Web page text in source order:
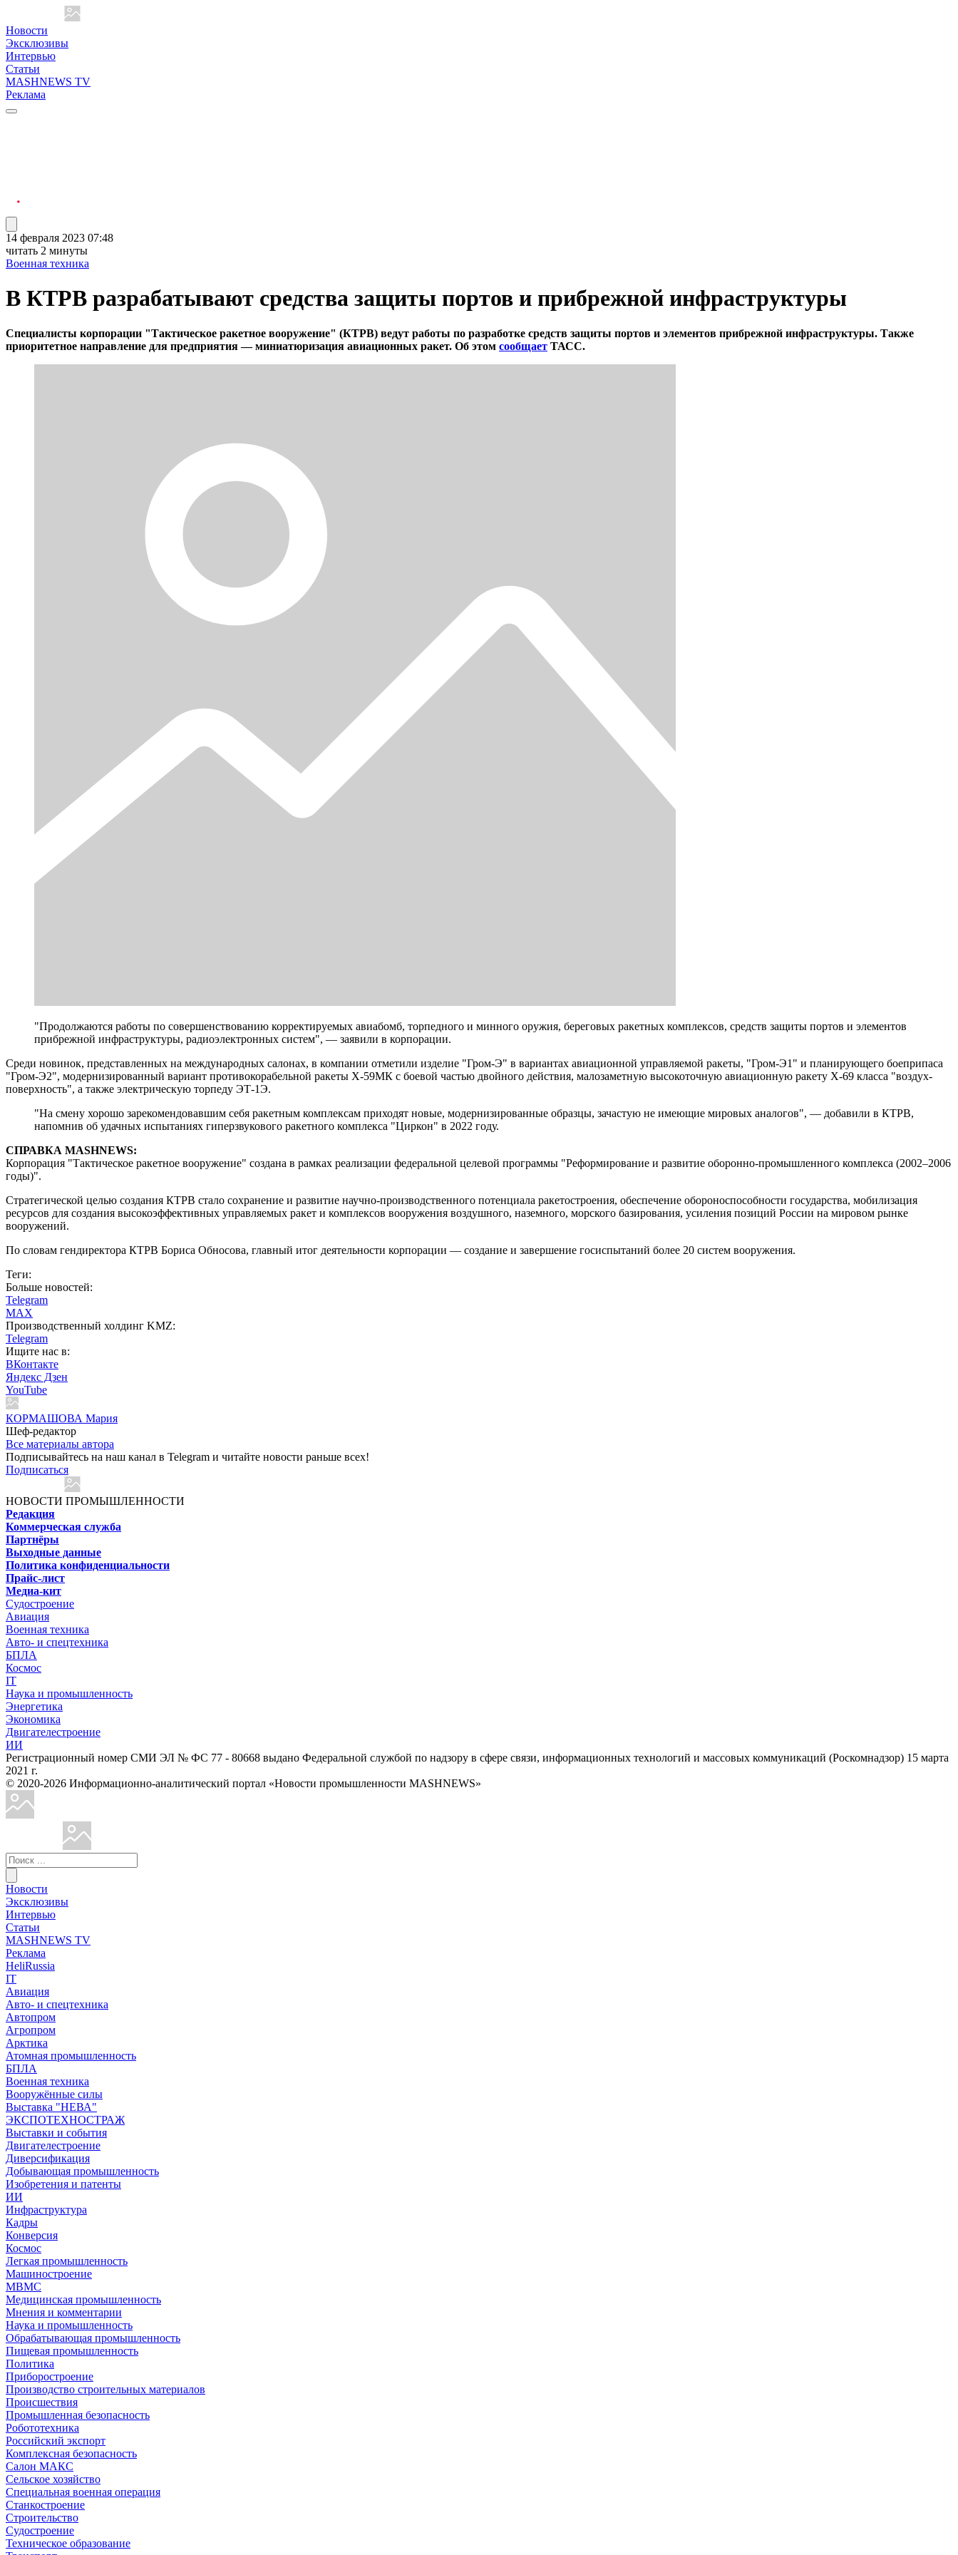
Новости
Эксклюзивы
Интервью
Статьи
MASHNEWS TV
Реклама
14 февраля 2023 07:48
читать 2 минуты
Военная техника
В КТРВ разрабатывают средства защиты портов и прибрежной инфраструктуры
Специалисты корпорации "Тактическое ракетное вооружение" (КТРВ) ведут работы по разработке средств защиты портов и элементов прибрежной инфраструктуры. Также
приоритетное направление для предприятия — миниатюризация авиационных ракет. Об этом сообщает ТАСС.
"Продолжаются работы по совершенствованию корректируемых авиабомб, торпедного и минного оружия, береговых ракетных комплексов, средств защиты портов и элементов
прибрежной инфраструктуры, радиоэлектронных систем", — заявили в корпорации.
Среди новинок, представленных на международных салонах, в компании отметили изделие "Гром-Э" в вариантах авиационной управляемой ракеты, "Гром-Э1" и планирующего боеприпаса
"Гром-Э2", модернизированный вариант противокорабельной ракеты Х-59МК с боевой частью двойного действия, малозаметную высокоточную авиационную ракету Х-69 класса "воздух-
поверхность", а также электрическую торпеду ЭТ-1Э.
"На смену хорошо зарекомендовавшим себя ракетным комплексам приходят новые, модернизированные образцы, зачастую не имеющие мировых аналогов", — добавили в КТРВ,
напомнив об удачных испытаниях гиперзвукового ракетного комплекса "Циркон" в 2022 году.
СПРАВКА MASHNEWS:
Корпорация "Тактическое ракетное вооружение" создана в рамках реализации федеральной целевой программы "Реформирование и развитие оборонно-промышленного комплекса (2002–2006
годы)".
Стратегической целью создания КТРВ стало сохранение и развитие научно-производственного потенциала ракетостроения, обеспечение обороноспособности государства, мобилизация
ресурсов для создания высокоэффективных управляемых ракет и комплексов вооружения воздушного, наземного, морского базирования, усиления позиций России на мировом рынке
вооружений.
По словам гендиректора КТРВ Бориса Обносова, главный итог деятельности корпорации — создание и завершение госиспытаний более 20 систем вооружения.
Теги:
Больше новостей:
Telegram
MAX
Производственный холдинг KMZ:
Telegram
Ищите нас в:
ВКонтакте
Яндекс Дзен
YouTube
КОРМАШОВА Мария
Шеф-редактор
Все материалы автора
Подписывайтесь на наш канал в Telegram и читайте новости раньше всех!
Подписаться
НОВОСТИ ПРОМЫШЛЕННОСТИ
Редакция
Коммерческая служба
Партнёры
Выходные данные
Политика конфиденциальности
Прайс-лист
Медиа-кит
Судостроение
Авиация
Военная техника
Авто- и спецтехника
БПЛА
Космос
IT
Наука и промышленность
Энергетика
Экономика
Двигателестроение
ИИ
Регистрационный номер СМИ ЭЛ № ФС 77 - 80668 выдано Федеральной службой по надзору в сфере связи, информационных технологий и массовых коммуникаций (Роскомнадзор) 15 марта
2021 г.
© 2020-2026 Информационно-аналитический портал «Новости промышленности MASHNEWS»
Новости
Эксклюзивы
Интервью
Статьи
MASHNEWS TV
Реклама
HeliRussia
IT
Авиация
Авто- и спецтехника
Автопром
Агропром
Арктика
Атомная промышленность
БПЛА
Военная техника
Вооружённые силы
Выставка "НЕВА"
ЭКСПОТЕХНОСТРАЖ
Выставки и события
Двигателестроение
Диверсификация
Добывающая промышленность
Изобретения и патенты
ИИ
Инфраструктура
Кадры
Конверсия
Космос
Легкая промышленность
Машиностроение
МВМС
Медицинская промышленность
Мнения и комментарии
Наука и промышленность
Обрабатывающая промышленность
Пищевая промышленность
Политика
Приборостроение
Производство строительных материалов
Происшествия
Промышленная безопасность
Робототехника
Российский экспорт
Комплексная безопасность
Салон МАКС
Сельское хозяйство
Специальная военная операция
Станкостроение
Строительство
Судостроение
Техническое образование